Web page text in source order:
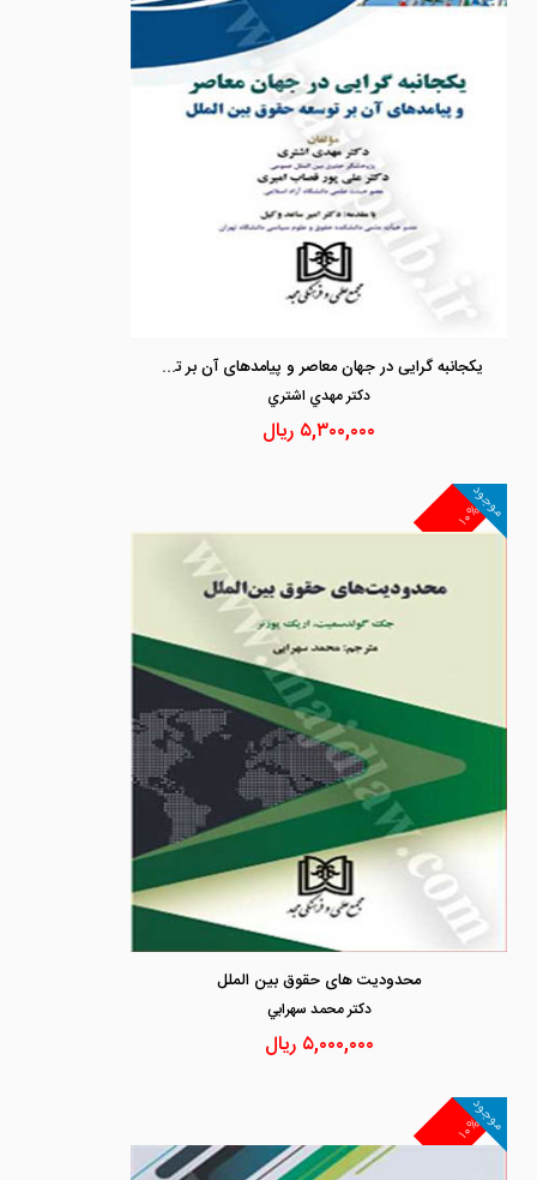
یکجانبه گرایی در جهان معاصر و پیامدهای آن بر توسعه حقوق بین الملل
دكتر مهدي اشتري
۵,۳۰۰,۰۰۰ ریال
۱۰%
موجود
محدودیت های حقوق بین الملل
دكتر محمد سهرابي
۵,۰۰۰,۰۰۰ ریال
۱۰%
موجود